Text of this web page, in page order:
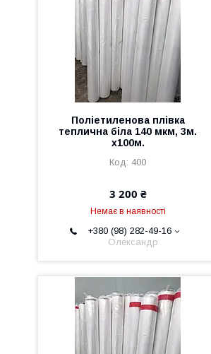
Поліетиленова плівка
теплична біла 140 мкм, 3м.
х100м.
400
3 200 ₴
Немає в наявності
+380 (98) 282-49-16
Олександр